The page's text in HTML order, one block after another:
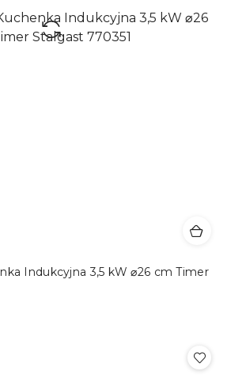
Indukcyjna 3,5 kW ⌀26 cm Timer